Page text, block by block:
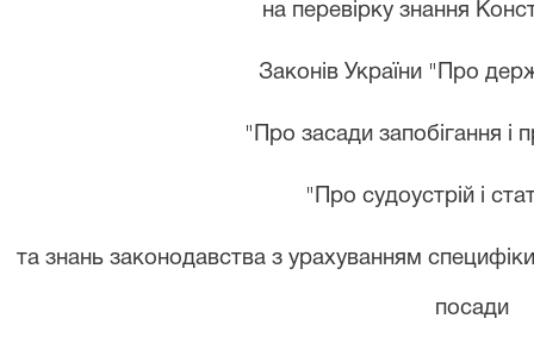
на перевірку знання
Законів України "Про
"Про засади запобігання і
"Про судоустрій і
та знаньзаконодавства з урахуванням
посади